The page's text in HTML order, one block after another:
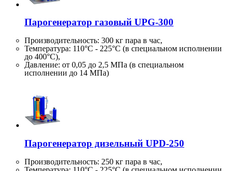
Парогенератор газовый UPG-300
Производительность: 300 кг пара в час,
Температура: 110°C - 225°C (в специальном исполнении
до 400°C),
Давление: от 0,05 до 2,5 МПа (в специальном
исполнении до 14 МПа)
Парогенератор дизельный UPD-250
Производительность: 250 кг пара в час,